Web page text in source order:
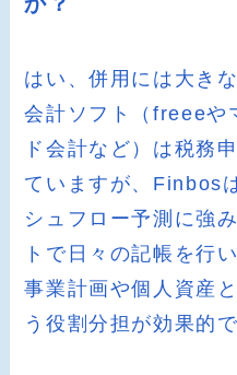
はい、併用には大き
会計ソフト（freeeや
ド会計など）は税務
ていますが、Finbos
シュフロー予測に強
トで日々の記帳を行
事業計画や個人資産
う役割分担が効果的で